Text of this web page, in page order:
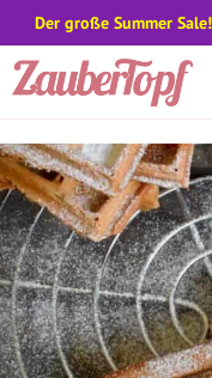
Zum
Inhalt
Der große Summer Sale!